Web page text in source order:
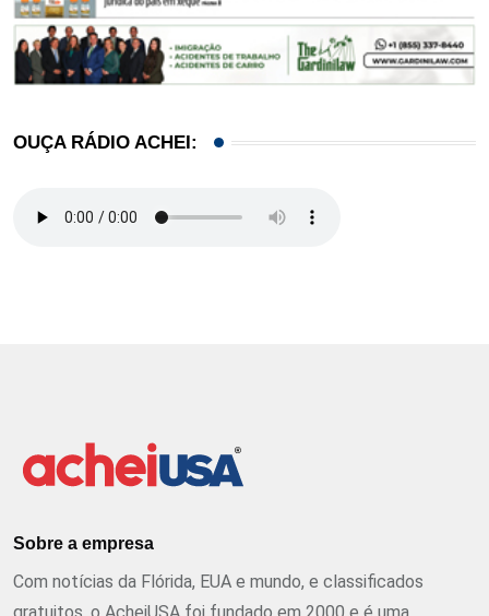
OUÇA RÁDIO ACHEI:
Sobre a empresa
Com notícias da Flórida, EUA e mundo, e classificados